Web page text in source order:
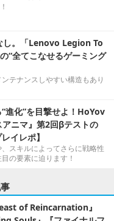
し。「Lenovo Legion To
“全てこなせるゲーミング
テナンスしやすい構造もあり
進化”を目撃せよ！HoYov
ニマ』第2回βテストの
イレポ】
スキルによってさらに戦略性
の要素に迫ります！
of Reincarnation』